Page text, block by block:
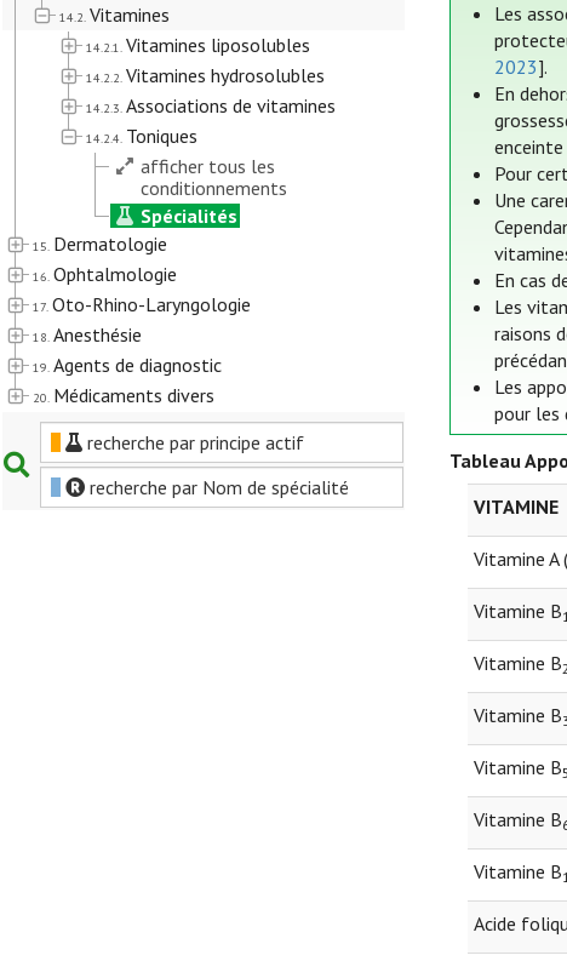
14.2. Vitamines
14.2.1. Vitamines liposolubles
14.2.2. Vitamines hydrosolubles
14.2.3. Associations de vitamines
14.2.4. Toniques
afficher tous les
conditionnements
Spécialités
15. Dermatologie
16. Ophtalmologie
17. Oto-Rhino-Laryngologie
18. Anesthésie
19. Agents de diagnostic
20. Médicaments divers
recherche par principe actif
recherche par Nom de spécialité
Les
2023].
En
Pour
Une
En cas
Les
raisons
Les
pour les
Tableau
VITAMINE
Vitamine A
Vitamine B1
Vitamine B2
Vitamine B
Vitamine B5
Vitamine B
Vitamine B
Acide